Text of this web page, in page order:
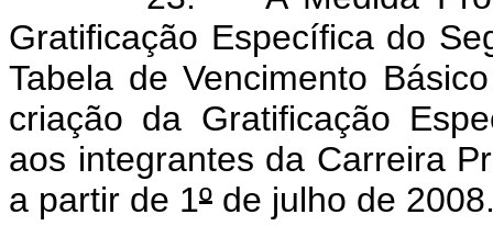
Gratificação Específica do
Tabela de Vencimento
criação da Gratificação
aos integrantes da Carreira
a partir de 1º de julho de